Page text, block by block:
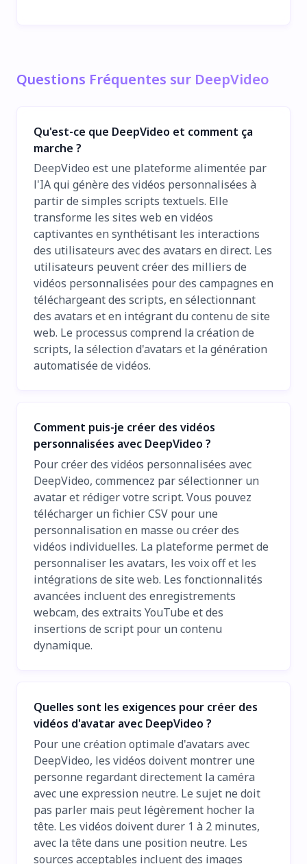
Questions Fréquentes sur DeepVideo
Qu'est-ce que DeepVideo et comment ça
marche ?
DeepVideo est une plateforme alimentée par
l'IA qui génère des vidéos personnalisées à
partir de simples scripts textuels. Elle
transforme les sites web en vidéos
captivantes en synthétisant les interactions
des utilisateurs avec des avatars en direct. Les
utilisateurs peuvent créer des milliers de
vidéos personnalisées pour des campagnes en
téléchargeant des scripts, en sélectionnant
des avatars et en intégrant du contenu de site
web. Le processus comprend la création de
scripts, la sélection d'avatars et la génération
automatisée de vidéos.
Comment puis-je créer des vidéos
personnalisées avec DeepVideo ?
Pour créer des vidéos personnalisées avec
DeepVideo, commencez par sélectionner un
avatar et rédiger votre script. Vous pouvez
télécharger un fichier CSV pour une
personnalisation en masse ou créer des
vidéos individuelles. La plateforme permet de
personnaliser les avatars, les voix off et les
intégrations de site web. Les fonctionnalités
avancées incluent des enregistrements
webcam, des extraits YouTube et des
insertions de script pour un contenu
dynamique.
Quelles sont les exigences pour créer des
vidéos d'avatar avec DeepVideo ?
Pour une création optimale d'avatars avec
DeepVideo, les vidéos doivent montrer une
personne regardant directement la caméra
avec une expression neutre. Le sujet ne doit
pas parler mais peut légèrement hocher la
tête. Les vidéos doivent durer 1 à 2 minutes,
avec la tête dans une position neutre. Les
sources acceptables incluent des images